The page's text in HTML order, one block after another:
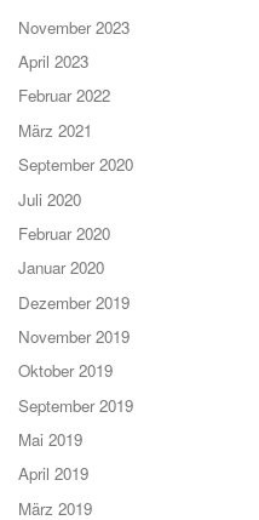
November 2023
April 2023
Februar 2022
März 2021
September 2020
Juli 2020
Februar 2020
Januar 2020
Dezember 2019
November 2019
Oktober 2019
September 2019
Mai 2019
April 2019
März 2019